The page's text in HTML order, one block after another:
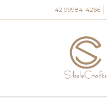
42 99984-4266